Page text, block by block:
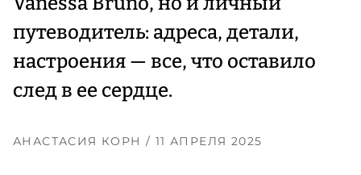
путеводитель: адреса, детали,
настроения — все, что оставило
след в ее сердце.
АНАСТАСИЯ КОРН / 11 АПРЕЛЯ 2025